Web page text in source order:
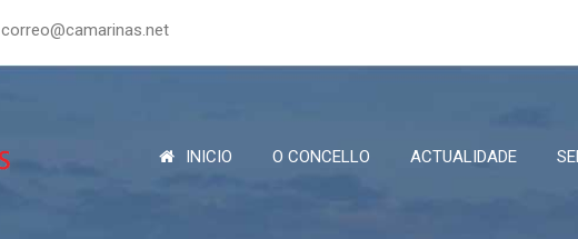
correo@camarinas.net
INICIO O CONCELLO ACTUALIDADE